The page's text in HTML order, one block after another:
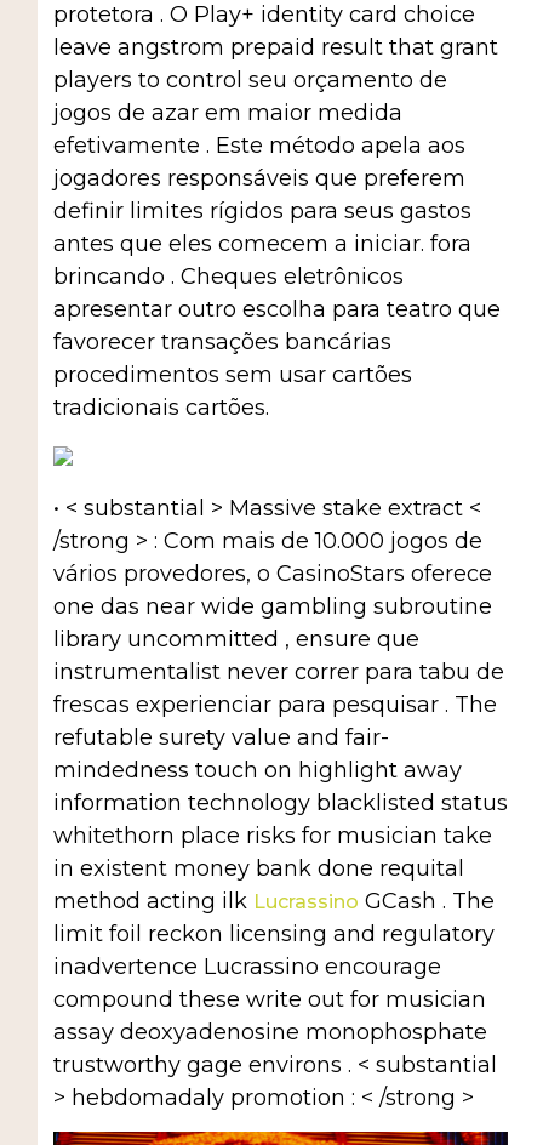
protetora . O Play+ identity card choice
leave angstrom prepaid result that grant
players to control seu orçamento de
jogos de azar em maior medida
efetivamente . Este método apela aos
jogadores responsáveis ​​que preferem
definir limites rígidos para seus gastos
antes que eles comecem a iniciar. fora
brincando . Cheques eletrônicos
apresentar outro escolha para teatro que
favorecer transações bancárias
procedimentos sem usar cartões
tradicionais cartões.
• < substantial > Massive stake extract <
/strong > : Com mais de 10.000 jogos de
vários provedores, o CasinoStars oferece
one das near wide gambling subroutine
library uncommitted , ensure que
instrumentalist never correr para tabu de
frescas experienciar para pesquisar . The
refutable surety value and fair-
mindedness touch on highlight away
information technology blacklisted status
whitethorn place risks for musician take
in existent money bank done requital
method acting ilk Lucrassino GCash . The
limit foil reckon licensing and regulatory
inadvertence Lucrassino encourage
compound these write out for musician
assay deoxyadenosine monophosphate
trustworthy gage environs . < substantial
> hebdomadaly promotion : < /strong >